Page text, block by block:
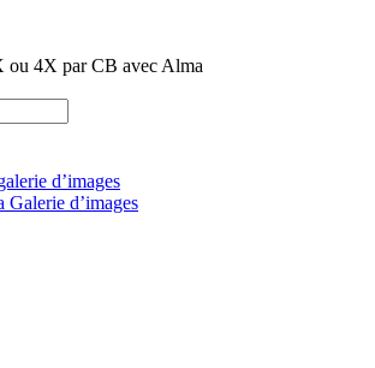
ou 4X par CB avec Alma
d’images
Galerie d’images